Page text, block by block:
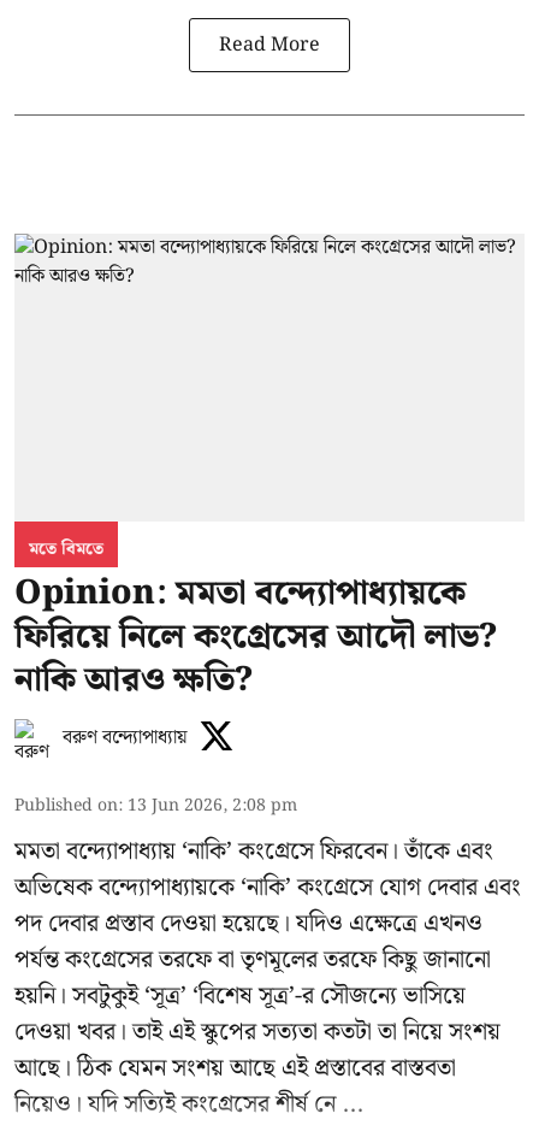
Read More
মতে বিমতে
Opinion: মমতা বন্দ্যোপাধ্যায়কে
ফিরিয়ে নিলে কংগ্রেসের আদৌ লাভ?
নাকি আরও ক্ষতি?
বরুণ বন্দ্যোপাধ্যায়
Published on: 13 Jun 2026, 2:08 pm
মমতা বন্দ্যোপাধ্যায় ‘নাকি’ কংগ্রেসে ফিরবেন। তাঁকে এবং
অভিষেক বন্দ্যোপাধ্যায়কে ‘নাকি’ কংগ্রেসে যোগ দেবার এবং
পদ দেবার প্রস্তাব দেওয়া হয়েছে। যদিও এক্ষেত্রে এখনও
পর্যন্ত কংগ্রেসের তরফে বা তৃণমূলের তরফে কিছু জানানো
হয়নি। সবটুকুই ‘সূত্র’ ‘বিশেষ সূত্র’-র সৌজন্যে ভাসিয়ে
দেওয়া খবর। তাই এই স্কুপের সত্যতা কতটা তা নিয়ে সংশয়
আছে। ঠিক যেমন সংশয় আছে এই প্রস্তাবের বাস্তবতা
নিয়েও। যদি সত্যিই কংগ্রেসের শীর্ষ নে ...